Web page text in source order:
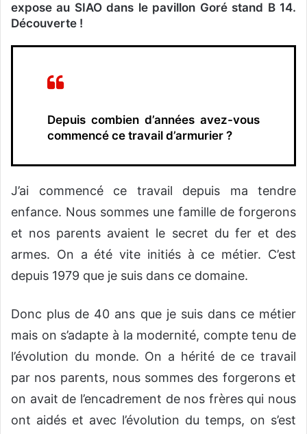
expose au SIAO dans le pavillon Goré stand B 14.
Découverte !
Depuis combien d’années avez-vous
commencé ce travail d’armurier ?
J’ai commencé ce travail depuis ma tendre
enfance. Nous sommes une famille de forgerons
et nos parents avaient le secret du fer et des
armes. On a été vite initiés à ce métier. C’est
depuis 1979 que je suis dans ce domaine.
Donc plus de 40 ans que je suis dans ce métier
mais on s’adapte à la modernité, compte tenu de
l’évolution du monde. On a hérité de ce travail
par nos parents, nous sommes des forgerons et
on avait de l’encadrement de nos frères qui nous
ont aidés et avec l’évolution du temps, on s’est